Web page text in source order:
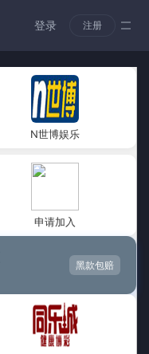
登录 注册
N世博娱乐
申请加入
黑款包赔